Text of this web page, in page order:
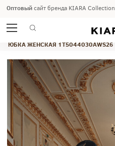
Оптовыйсайт бренда KIARA Collection
ОСЕНЬ ЗИМА 2026
ЮБКА ЖЕНСКАЯ 1T5044030AWS26